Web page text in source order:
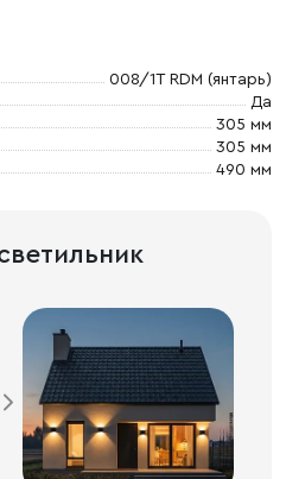
008/1T RDM (янтарь)
Да
305 мм
305 мм
490 мм